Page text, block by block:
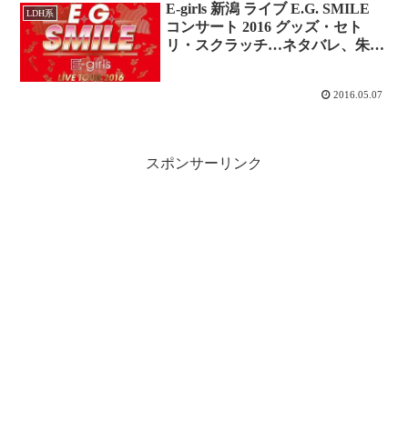
LDH系
E-girls 新潟 ライブ E.G. SMILE
コンサート 2016 グッズ・セト
リ・スクラッチ…ネタバレ、朱鷺
2016.05.07
スポンサーリンク